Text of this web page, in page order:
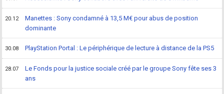
20.12
Manettes : Sony condamné à 13,5 M€ pour abus de position
dominante
30.08 PlayStation Portal : Le périphérique de lecture à distance de la PS5
28.07
Le Fonds pour la justice sociale créé par le groupe Sony fête ses 3
ans